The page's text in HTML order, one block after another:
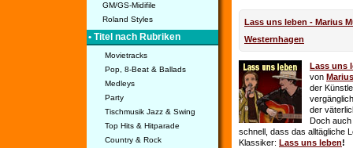
GM/GS-Midifile
Roland Styles
• Titel nach Rubriken
Movietracks
Pop, 8-Beat & Ballads
Medleys
Party
Tischmusik Jazz & Swing
Top Hits & Hitparade
Country & Rock
Lass uns leben - Marius
Westernhagen
Lass uns
von
der
der
Doch auch
schnell, dass das alltägliche
Klassiker: Lass uns leben!